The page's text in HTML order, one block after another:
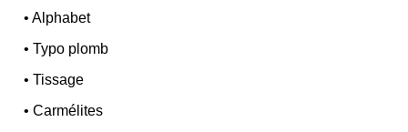
•Alphabet
•Typo plomb
•Tissage
•Carmélites